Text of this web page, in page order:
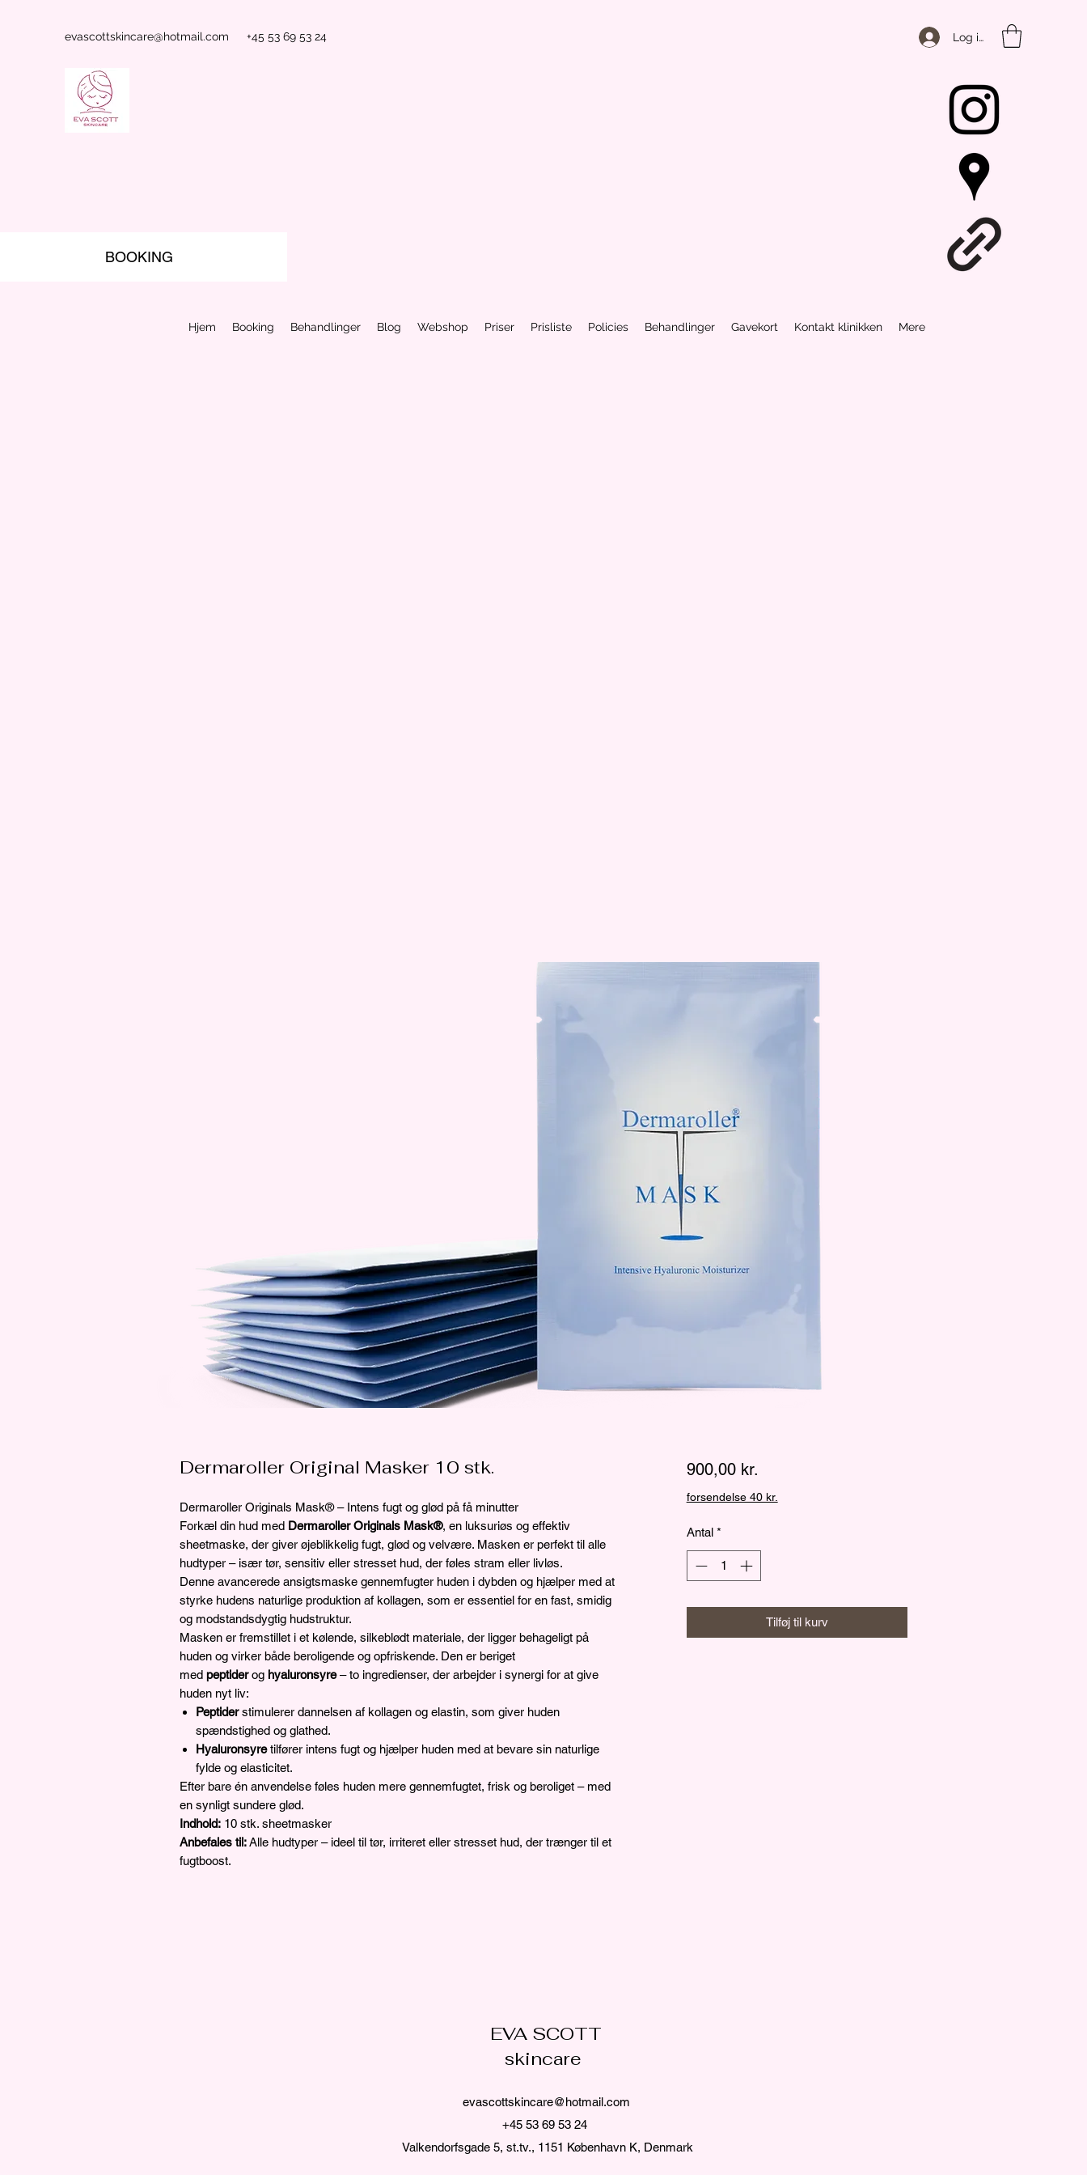
evascottskincare@hotmail.com +45 53 69 53 24 Log ind
BOOKING
Hjem Booking Behandlinger Blog Webshop Priser Prisliste Policies Behandlinger Gavekort Kontakt klinikken Mere
Dermaroller Original Masker 10 stk.
Dermaroller Originals Mask® – Intens fugt og glød på få minutter
Forkæl din hud med Dermaroller Originals Mask®, en luksuriøs og effektiv
sheetmaske, der giver øjeblikkelig fugt, glød og velvære. Masken er perfekt til alle
hudtyper – især tør, sensitiv eller stresset hud, der føles stram eller livløs.
Denne avancerede ansigtsmaske gennemfugter huden i dybden og hjælper med at
styrke hudens naturlige produktion af kollagen, som er essentiel for en fast, smidig
og modstandsdygtig hudstruktur.
Masken er fremstillet i et kølende, silkeblødt materiale, der ligger behageligt på
huden og virker både beroligende og opfriskende. Den er beriget
med peptiderog hyaluronsyre– to ingredienser, der arbejder i synergi for at give
huden nyt liv:
Peptiderstimulerer dannelsen af kollagen og elastin, som giver huden
spændstighed og glathed.
Hyaluronsyretilfører intens fugt og hjælper huden med at bevare sin naturlige
fylde og elasticitet.
Efter bare én anvendelse føles huden mere gennemfugtet, frisk og beroliget – med
en synligt sundere glød.
Indhold: 10 stk. sheetmasker
Anbefales til:Alle hudtyper – ideel til tør, irriteret eller stresset hud, der trænger til et
fugtboost.
900,00 kr.
forsendelse 40 kr.
Antal *
Tilføj til kurv
EVA SCOTT
skincare
evascottskincare@hotmail.com
+45 53 69 53 24
Valkendorfsgade 5, st.tv., 1151 København K, Denmark